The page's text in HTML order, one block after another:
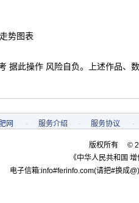
势图表
据此操作 风险自负。上述作品、
网 - 服务介绍 - 服务协议 -
版权所有 ©
《中华人民共和国
电子信箱:info#ferinfo.com(请把#换成